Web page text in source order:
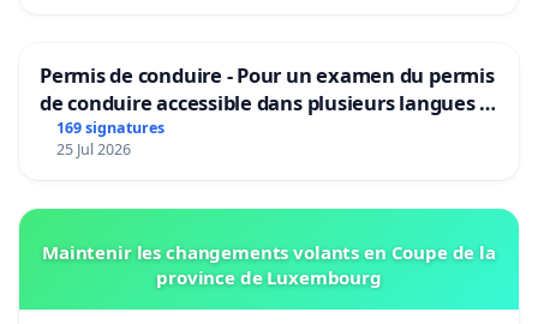
Permis de conduire - Pour un examen du permis
de conduire accessible dans plusieurs langues à
Bruxelles
169 signatures
25 Jul 2026
Maintenir les changements volants en Coupe de la
province de Luxembourg